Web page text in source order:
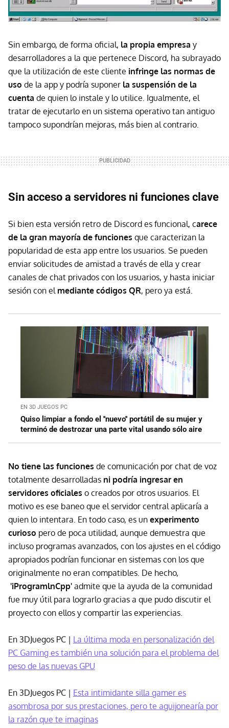
Sin embargo, de forma oficial, la propia empresa y
desarrolladores a la que pertenece Discord, ha subrayado
que la utilización de este cliente infringe las normas de
uso de la app y podría suponer la suspensión de la
cuenta de quien lo instale y lo utilice. Igualmente, el
tratar de ejecutarlo en un sistema operativo tan antiguo
tampoco supondrían mejoras, más bien al contrario.
Sin acceso a servidores ni funciones clave
Si bien esta versión retro de Discord es funcional, carece
de la gran mayoría de funciones que caracterizan la
popularidad de esta app entre los usuarios. Se pueden
enviar solicitudes de amistad a través de ella y crear
canales de chat privados con los usuarios, y hasta iniciar
sesión con el mediante códigos QR, pero ya está.
EN 3D JUEGOS PC
Quiso limpiar a fondo el ''nuevo'' portátil de su mujer y
terminó de destrozar una parte vital usando sólo aire
No tiene las funciones de comunicación por chat de voz
totalmente desarrolladas ni podría ingresar en
servidores oficiales o creados por otros usuarios. El
motivo es ese baneo que el servidor central aplicaría a
quien lo intentara. En todo caso, es un experimento
curioso pero de poca utilidad, aunque demuestra que
incluso programas avanzados, con los ajustes en el código
apropiados podrían funcionar en sistemas con los que
originalmente no eran compatibles. De hecho,
'iProgramlnCpp' admite que la ayuda de la comunidad
fue muy útil para lograrlo gracias a que pudo discutir el
proyecto con ellos y compartir las experiencias.
En 3DJuegos PC | La última moda en personalización del
PC Gaming es también una solución para el problema del
peso de las nuevas GPU
En 3DJuegos PC | Esta intimidante silla gamer es
asombrosa por sus prestaciones, pero te aguijonearía por
la razón que te imaginas